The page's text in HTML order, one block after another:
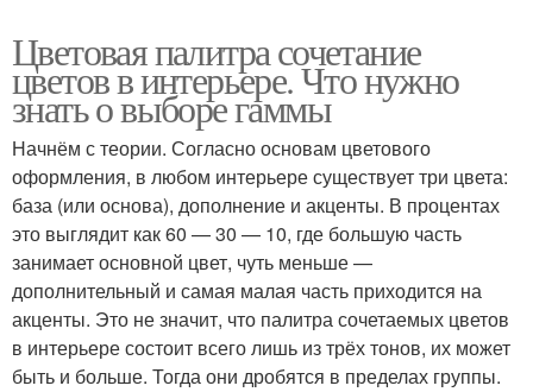
Цветовая палитра сочетание
цветов в интерьере. Что нужно
знать о выборе гаммы
Начнём с теории. Согласно основам цветового
оформления, в любом интерьере существует три цвета:
база (или основа), дополнение и акценты. В процентах
это выглядит как 60 — 30 — 10, где большую часть
занимает основной цвет, чуть меньше —
дополнительный и самая малая часть приходится на
акценты. Это не значит, что палитра сочетаемых цветов
в интерьере состоит всего лишь из трёх тонов, их может
быть и больше. Тогда они дробятся в пределах группы.